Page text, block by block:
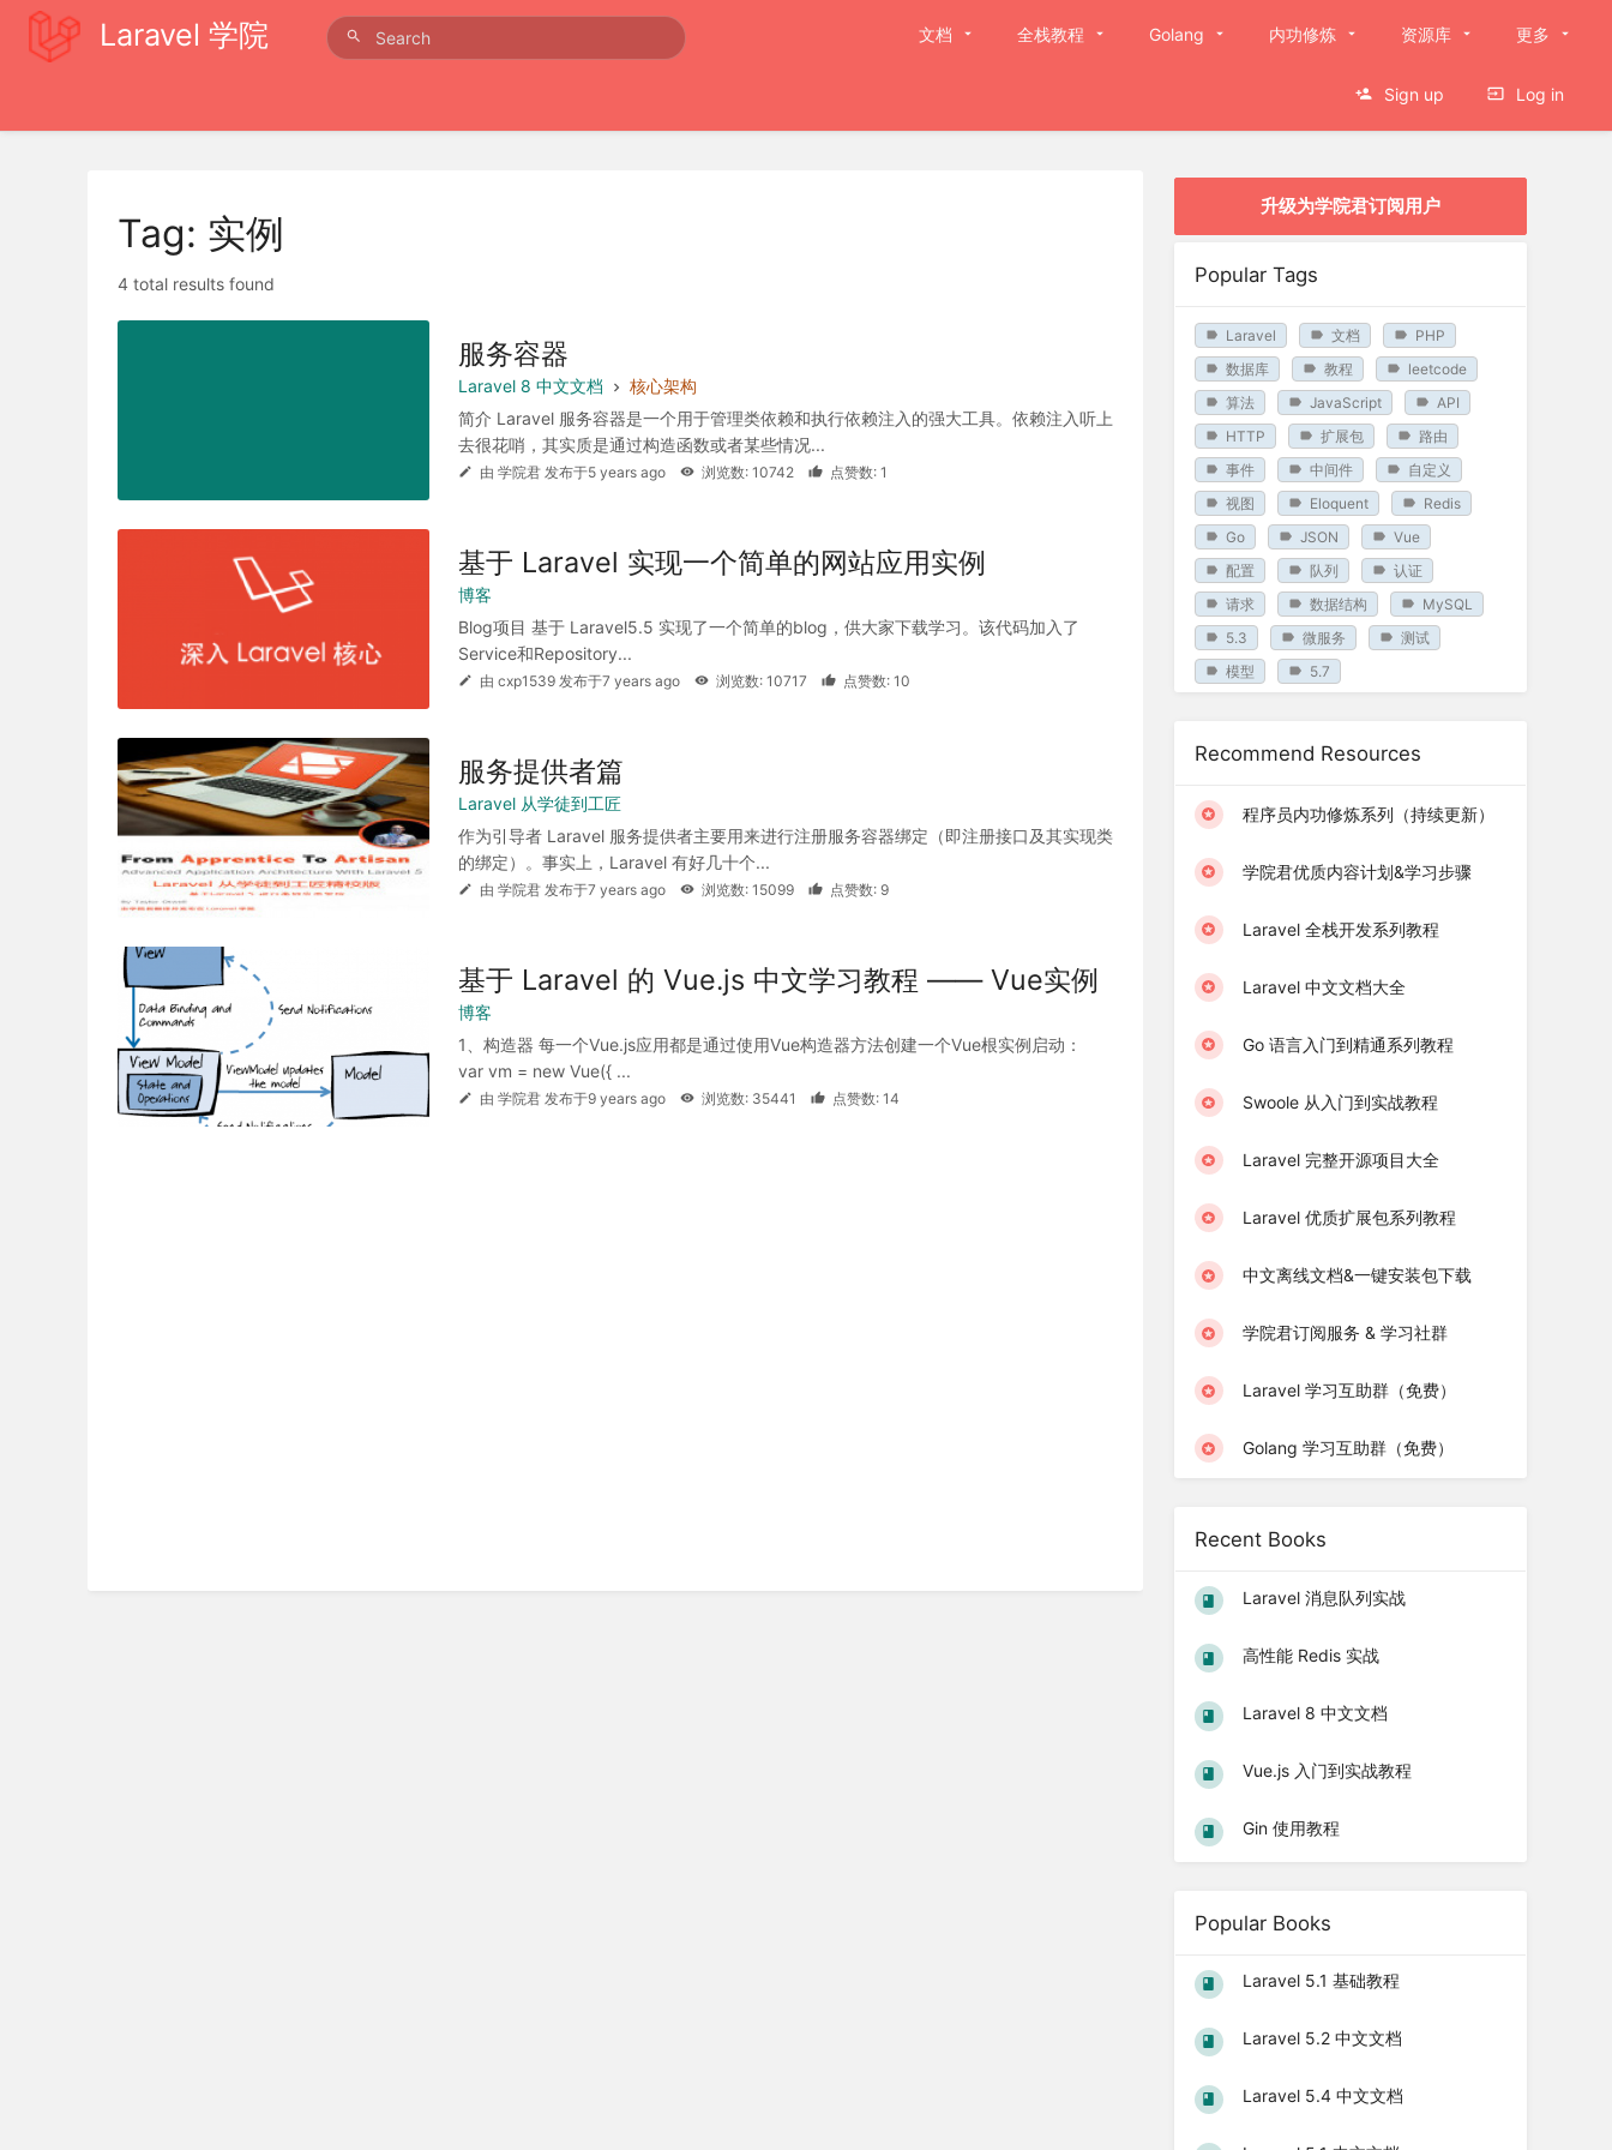
Laravel 学院 文档 全栈教程 Golang 内功修炼 资源库 更多
Sign up Log in
Tag: 实例
4 total results found
服务容器
Laravel 8 中文文档
核心架构
简介 Laravel 服务容器是一个用于管理类依赖和执行依赖注入的强大工具。依赖注入听上
去很花哨，其实质是通过构造函数或者某些情况...
由 学院君 发布于5 years ago 浏览数: 10742 点赞数: 1
基于 Laravel 实现一个简单的网站应用实例
博客
Blog项目 基于 Laravel5.5 实现了一个简单的blog，供大家下载学习。该代码加入了
Service和Repository...
由 cxp1539 发布于7 years ago 浏览数: 10717 点赞数: 10
服务提供者篇
Laravel 从学徒到工匠
作为引导者 Laravel 服务提供者主要用来进行注册服务容器绑定（即注册接口及其实现类
的绑定）。事实上，Laravel 有好几十个...
由 学院君 发布于7 years ago 浏览数: 15099 点赞数: 9
基于 Laravel 的 Vue.js 中文学习教程 —— Vue实例
博客
1、构造器 每一个Vue.js应用都是通过使用Vue构造器方法创建一个Vue根实例启动：
var vm = new Vue({ ...
由 学院君 发布于9 years ago 浏览数: 35441 点赞数: 14
升级为学院君订阅用户
Popular Tags
Laravel 文档
PHP
数据库
教程
leetcode
算法
JavaScript
API
HTTP
扩展包
路由
事件
中间件
自定义
视图
Eloquent
Redis
Go
JSON
Vue
配置
队列
认证
请求
数据结构
MySQL
5.3
微服务
测试
模型
5.7
Recommend Resources
程序员内功修炼系列（持续更新）
学院君优质内容计划&学习步骤
Laravel 全栈开发系列教程
Laravel 中文文档大全
Go 语言入门到精通系列教程
Swoole 从入门到实战教程
Laravel 完整开源项目大全
Laravel 优质扩展包系列教程
中文离线文档&一键安装包下载
学院君订阅服务 & 学习社群
Laravel 学习互助群（免费）
Golang 学习互助群（免费）
Recent Books
Laravel 消息队列实战
高性能 Redis 实战
Laravel 8 中文文档
Vue.js 入门到实战教程
Gin 使用教程
Popular Books
Laravel 5.1 基础教程
Laravel 5.2 中文文档
Laravel 5.4 中文文档